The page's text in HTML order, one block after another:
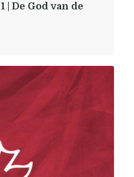
| De God van de